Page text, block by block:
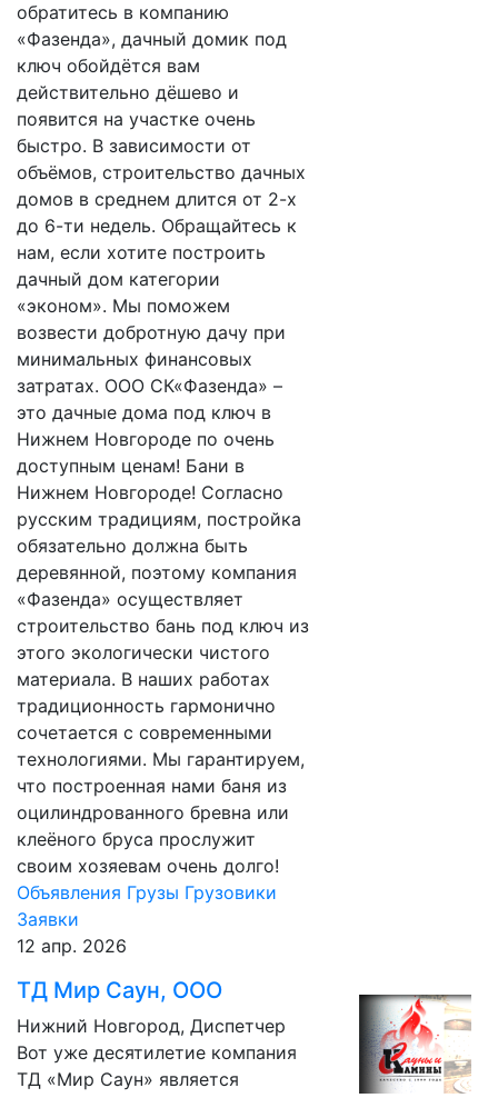
обратитесь в компанию
«Фазенда», дачный домик под
ключ обойдётся вам
действительно дёшево и
появится на участке очень
быстро. В зависимости от
объёмов, строительство дачных
домов в среднем длится от 2-х
до 6-ти недель. Обращайтесь к
нам, если хотите построить
дачный дом категории
«эконом». Мы поможем
возвести добротную дачу при
минимальных финансовых
затратах. ООО СК«Фазенда» –
это дачные дома под ключ в
Нижнем Новгороде по очень
доступным ценам! Бани в
Нижнем Новгороде! Согласно
русским традициям, постройка
обязательно должна быть
деревянной, поэтому компания
«Фазенда» осуществляет
строительство бань под ключ из
этого экологически чистого
материала. В наших работах
традиционность гармонично
сочетается с современными
технологиями. Мы гарантируем,
что построенная нами баня из
оцилиндрованного бревна или
клеёного бруса прослужит
своим хозяевам очень долго!
Объявления Грузы Грузовики
Заявки
12 апр. 2026
ТД Мир Саун, ООО
Нижний Новгород, Диспетчер
Вот уже десятилетие компания
ТД «Мир Саун» является